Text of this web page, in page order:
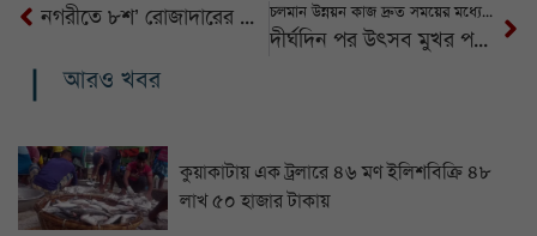
নগরীতে ৮শ’ রোজাদারের মাঝে ইফতার বিতরণ চলমান উন্নয়ন কাজ দ্রুত সময়ের মধ্যে সমাপ্ত করে শহরটাকে সুন্দরভাবে গড়ে তুলতে চাই
দীর্ঘদিন পর উৎসব মুখর পরিবেশে নির্বাচনহলেও কিছু আসনে ইঞ্জিনিয়ারিং হয়েছে
আরও খবর
কুয়াকাটায় এক ট্রলারে ৪৬ মণ ইলিশবিক্রি ৪৮
লাখ ৫০ হাজার টাকায়